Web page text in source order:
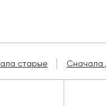
старые Сначала